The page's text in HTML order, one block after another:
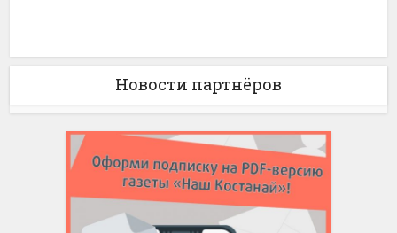
Новости партнёров